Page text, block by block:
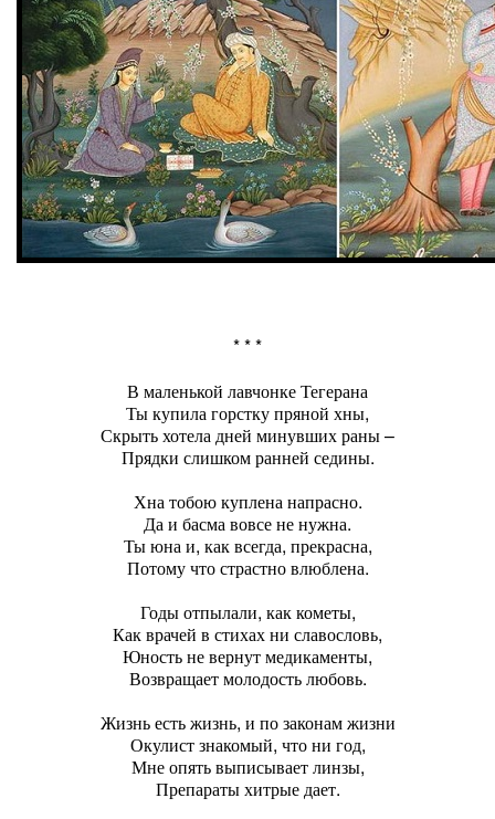
* * *
В маленькой лавчонке Тегерана
Ты купила горстку пряной хны,
Скрыть хотела дней минувших раны –
Прядки слишком ранней седины.
Хна тобою куплена напрасно.
Да и басма вовсе не нужна.
Ты юна и, как всегда, прекрасна,
Потому что страстно влюблена.
Годы отпылали, как кометы,
Как врачей в стихах ни славословь,
Юность не вернут медикаменты,
Возвращает молодость любовь.
Жизнь есть жизнь, и по законам жизни
Окулист знакомый, что ни год,
Мне опять выписывает линзы,
Препараты хитрые дает.